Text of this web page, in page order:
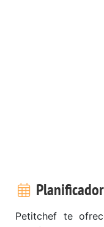
Petitchef te